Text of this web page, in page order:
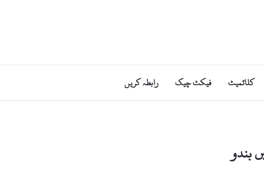
کلائمیٹ فیکٹ چیک رابطہ کریں
بندو